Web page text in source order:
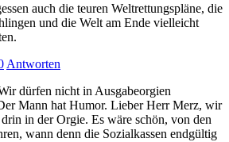
auch die teuren Weltrettungspläne, die
und die Welt am Ende vielleicht
Antworten
dürfen nicht in Ausgabeorgien
Mann hat Humor. Lieber Herr Merz, wir
in der Orgie. Es wäre schön, von den
wann denn die Sozialkassen endgültig